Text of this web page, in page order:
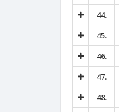
44.
45.
46.
47.
48.